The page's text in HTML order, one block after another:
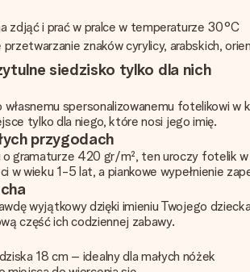
zdjąć i prać w pralce w temperaturze 30°C
znaków cyrylicy, arabskich,
siedzisko tylko dla nich
spersonalizowanemu fotelikowi
tylko dla niego, które nosi jego imię.
przygodach
gramaturze 420 gr/m², ten uroczy fotelik
wieku 1-5 lat, a piankowe wypełnienie
wyjątkowy dzięki imieniu Twojego
część ich codziennej zabawy.
18 cm – idealny dla małych nóżek